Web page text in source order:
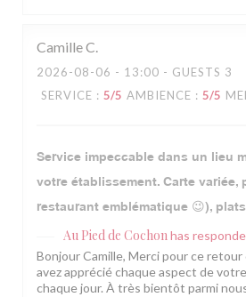
CamilleC
2026-08-06 - 13:00 - GUESTS 3
SERVICE : 5/5 AMBIENCE : 5/5
Service impeccable dans un lieu
votre établissement. Carte
restaurant emblématique 😉),
Au Pied de Cochonhas
Bonjour Camille, Merci pour ce
avez apprécié chaque aspect de
chaque jour. À très bientôt parmi